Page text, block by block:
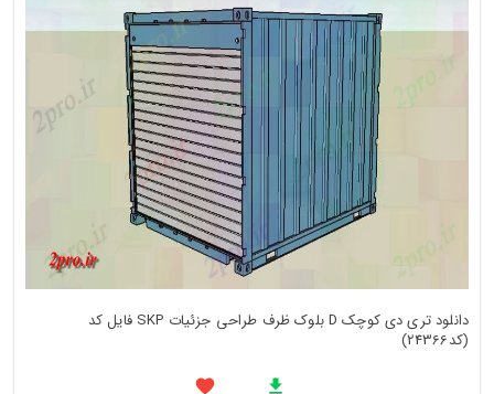
دانلود تری دی کوچک D بلوک ظرف طراحی جزئیات SKP فایل کد
(کد24366)